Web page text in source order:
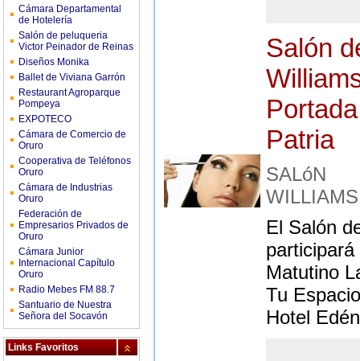
Cámara Departamental
de Hotelería
Salón de peluqueria
Victor Peinador de Reinas
Diseños Monika
Ballet de Viviana Garrón
Restaurant Agroparque
Pompeya
EXPOTECO
Cámara de Comercio de
Oruro
Cooperativa de Teléfonos
Oruro
Cámara de Industrias
Oruro
Federación de
Empresarios Privados de
Oruro
Cámara Junior
Internacional Capítulo
Oruro
Radio Mebes FM 88.7
Santuario de Nuestra
Señora del Socavón
Links Favoritos
Salón
Patria
SALóN
El Salón
Matutino
Tu
Hotel